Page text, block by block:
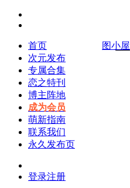
图小屋
首页
次元发布
专属合集
恋之特刊
博主阵地
成为会员
萌新指南
联系我们
永久发布页
登录注册